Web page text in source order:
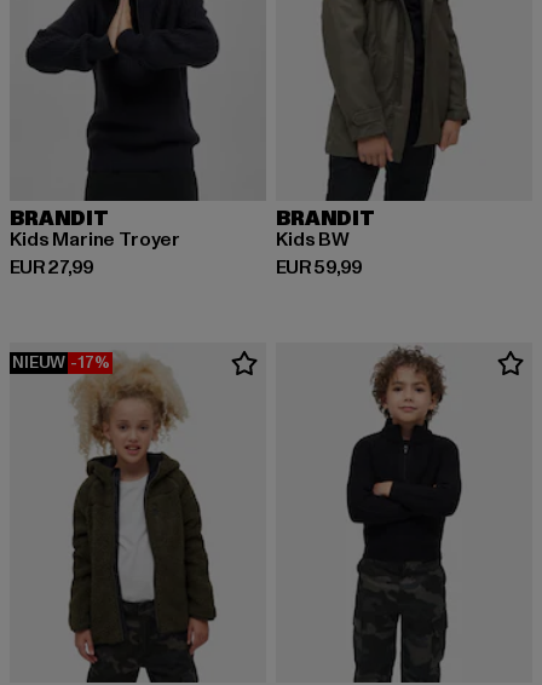
BRANDIT
Kids Marine Troyer
EUR 27,99
Huidige prijs: EUR 27,99
BRANDIT
Kids BW
EUR 59,99
Huidige prijs: EUR 59,99
NIEUW -17%